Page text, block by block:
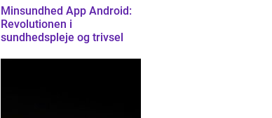
Minsundhed App Android:
Revolutionen i
sundhedspleje og trivsel